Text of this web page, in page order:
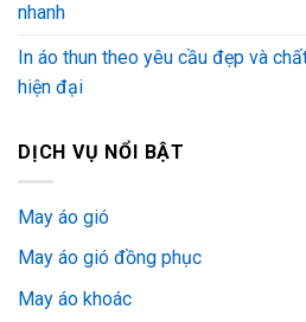
nhanh
In áo thun theo yêu cầu đẹp và
hiện đại
DỊCH VỤ NỔI BẬT
May áo gió
May áo gió đồng phục
May áo khoác